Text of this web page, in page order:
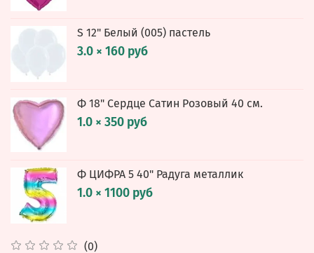
(0)
S 12" Белый (005) пастель
3.0 × 160 руб
Ф 18" Сердце Сатин Розовый 40 см.
1.0 × 350 руб
Ф ЦИФРА 5 40" Радуга металлик
1.0 × 1100 руб